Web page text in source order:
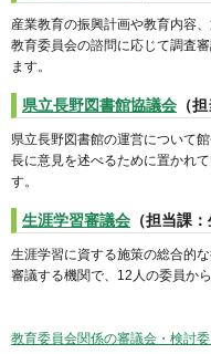
産業教育の振興計画や教育内容
教育委員会の諮問に応じて調査
ます。
県立長野図書館協議会 （
県立長野図書館の運営について
長に意見を述べるために置かれ
す。
生涯学習審議会 （担当課
生涯学習に資する施策の総合的
審議する機関で、12人の委員か
教育委員会関係の審議会・検討